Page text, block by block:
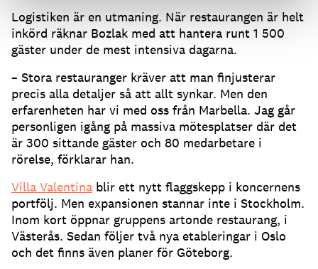
Logistiken är en utmaning. När restaurangen är helt
inkörd räknar Bozlak med att hantera runt 1 500
gäster under de mest intensiva dagarna.
– Stora restauranger kräver att man finjusterar
precis alla detaljer så att allt synkar. Men den
erfarenheten har vi med oss från Marbella. Jag går
personligen igång på massiva mötesplatser där det
är 300 sittande gäster och 80 medarbetare i
rörelse, förklarar han.
Villa Valentina blir ett nytt flaggskepp i koncernens
portfölj. Men expansionen stannar inte i Stockholm.
Inom kort öppnar gruppens artonde restaurang, i
Västerås. Sedan följer två nya etableringar i Oslo
och det finns även planer för Göteborg.